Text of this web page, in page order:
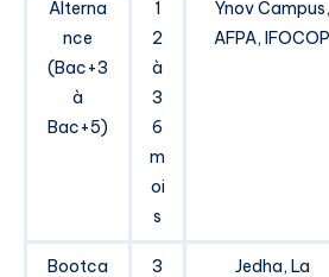
Alterna
nce
(Bac+3
à
Bac+5)
1
2
à
3
6
m
oi
s
Ynov Campus,
AFPA, IFOCOP
Bootca
3
Jedha, La